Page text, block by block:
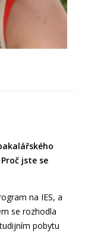
jste se
na IES, a
se rozhodla
pobytu